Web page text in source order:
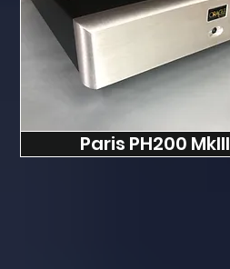
Paris PH200 MkIII